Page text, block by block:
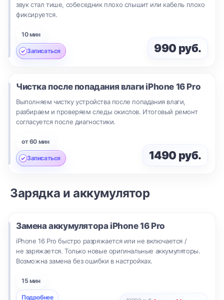
звук стал тише, собеседник плохо слышит или кабель плохо
фиксируется.
10 мин
Записаться 990 руб.
Чистка после попадания влаги iPhone 16 Pro
Выполняем чистку устройства после попадания влаги,
разбираем и проверяем следы окислов. Итоговый ремонт
согласуется после диагностики.
от 60 мин
Записаться 1490 руб.
Зарядка и аккумулятор
Замена аккумулятора iPhone 16 Pro
iPhone 16 Pro быстро разряжается или не включается /
не заряжается. Только новые оригинальные аккумуляторы.
Возможна замена без ошибки в настройках.
15 мин
Подробнее